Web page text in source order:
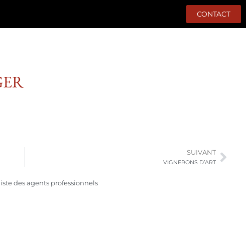
CONTACT
SUIVANT
VIGNERONS D’ART
des agents professionnels